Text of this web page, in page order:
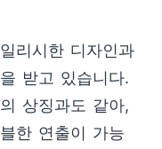
리시한 디자인과
받고 있습니다.
상징과도 같아,
한 연출이 가능